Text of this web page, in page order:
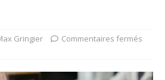
Gringier Commentaires fermés